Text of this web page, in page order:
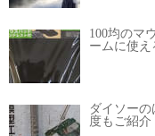
100均のマ
ームに使え
ダイソー
度もご紹介